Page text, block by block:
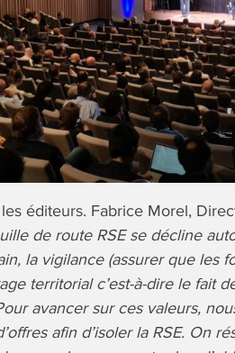
éditeurs. Fabrice Morel,
de route RSE se décline
la vigilance (assurer que les
territorial c’est-à-dire le fait
avancer sur ces valeurs,
afin d’isoler la RSE. On